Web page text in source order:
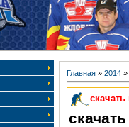
Главная » 2014 »